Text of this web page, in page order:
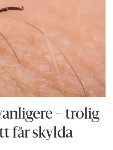
– trolig
får skylda